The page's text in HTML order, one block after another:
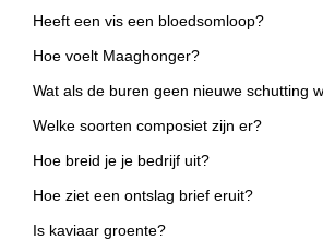
Heeft een vis een bloedsomloop?
Hoe voelt Maaghonger?
Wat als de buren geen nieuwe schutting
Welke soorten composiet zijn er?
Hoe breid je je bedrijf uit?
Hoe ziet een ontslag brief eruit?
Is kaviaar groente?